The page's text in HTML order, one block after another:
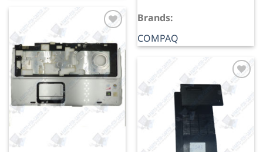
Brands:
COMPAQ
Add to
Wishlist
Add to
Wishlist